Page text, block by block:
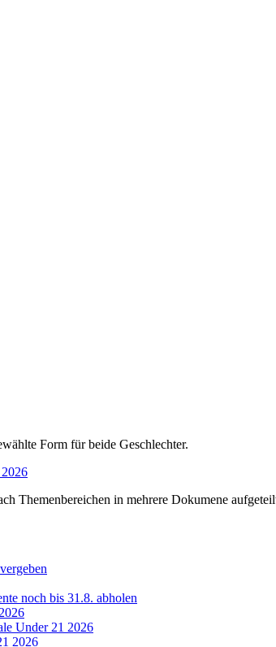
Form für beide Geschlechter.
Themenbereichen in mehrere Dokumene
noch bis 31.8. abholen
Under 21 2026
2026